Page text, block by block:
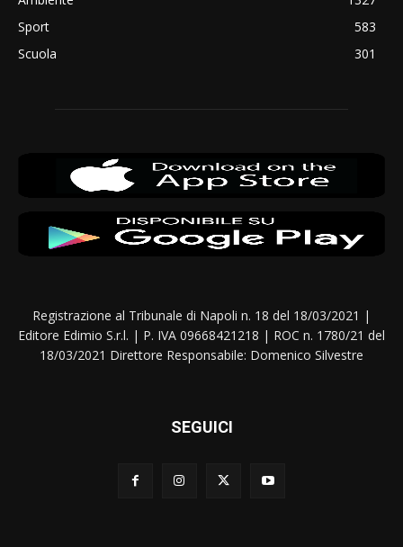
Sport
583
Scuola
301
Registrazione al Tribunale di Napoli n. 18 del 18/03/2021 |
Editore Edimio S.r.l. | P. IVA 09668421218 | ROC n. 1780/21 del
18/03/2021 Direttore Responsabile: Domenico Silvestre
SEGUICI